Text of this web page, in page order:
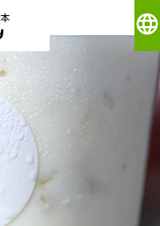
language